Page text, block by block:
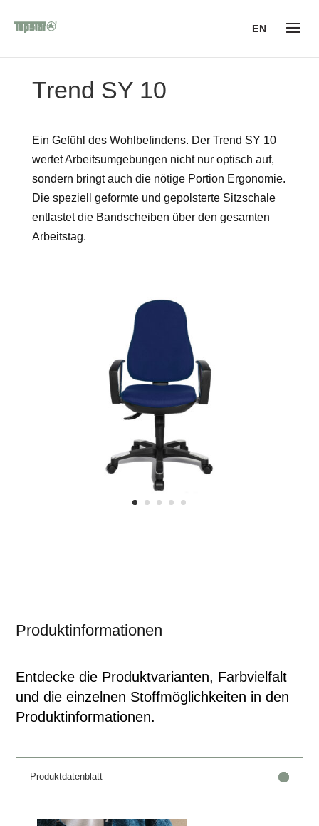
EN
Trend SY 10
Ein Gefühl des Wohlbefindens. Der Trend SY 10
wertet Arbeitsumgebungen nicht nur optisch auf,
sondern bringt auch die nötige Portion Ergonomie.
Die speziell geformte und gepolsterte Sitzschale
entlastet die Bandscheiben über den gesamten
Arbeitstag.
Produktinformationen
Entdecke die Produktvarianten, Farbvielfalt
und die einzelnen Stoffmöglichkeiten in den
Produktinformationen.
Produktdatenblatt